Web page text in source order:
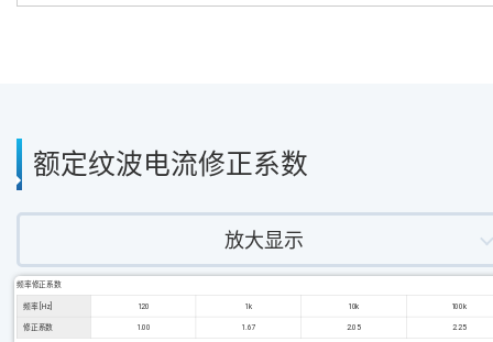
额定纹波电流修正系数
放大显示
频率修正系数
频率 [Hz] 120 1k 10k 100k
修正系数 1.00 1.67 2.05 2.25